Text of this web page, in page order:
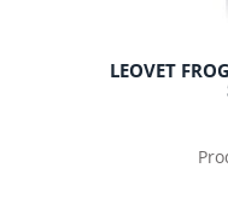
LEOVET